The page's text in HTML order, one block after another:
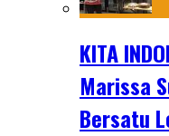
KITA
Marissa
Bersatu